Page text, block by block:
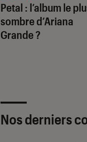
Petal : l’album le
sombre d’Ariana
Grande ?
Nos derniers